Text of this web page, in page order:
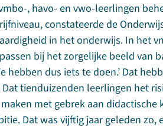
, havo- en vwo-leerlingen
constateerde de
in het onderwijs. In het
bij het zorgelijke beeld van
hebben dus iets te doen.’ Dat
tienduizenden leerlingen het
met gebrek aan didactische
Dat was vijftig jaar geleden zo,